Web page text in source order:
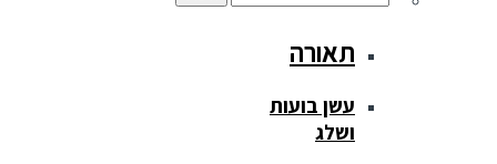
תאורה
עשן בועות
ושלג